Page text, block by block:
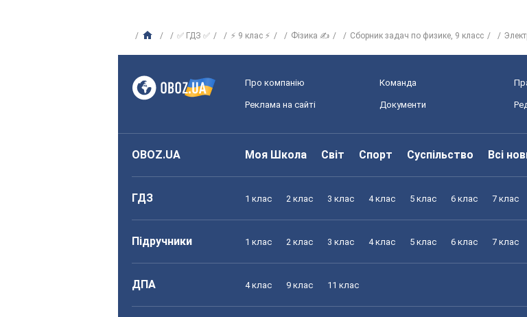
✅ ГДЗ ✅ ⚡ 9 клас ⚡ Фізика ✍ Сборник задач по физике, 9 класс
Про компанію Команда
Реклама на сайті Документи
OBOZ.UA Моя Школа Світ Спорт Суспільство Всі
ГДЗ 1 клас 2 клас 3 клас 4 клас 5 клас 6 клас 7 клас
Підручники 1 клас 2 клас 3 клас 4 клас 5 клас 6 клас 7 клас
ДПА 4 клас 9 клас 11 клас